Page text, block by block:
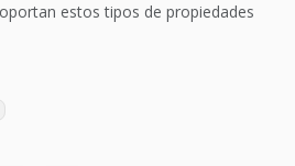
estos tipos de propiedades